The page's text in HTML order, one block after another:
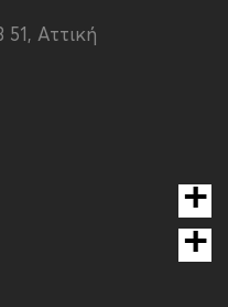
51, Αττική